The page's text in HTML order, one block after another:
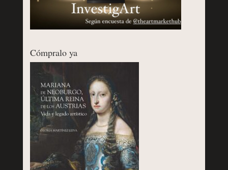
Cómpralo ya